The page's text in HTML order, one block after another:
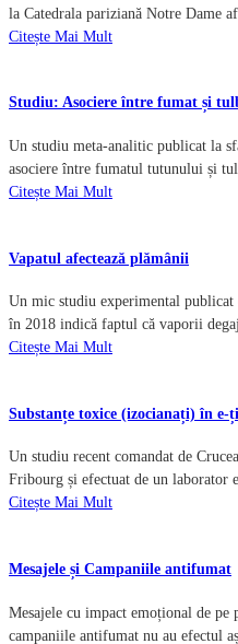
la Catedrala pariziană Notre Dame
Citește Mai Mult
Studiu: Asociere între fumat și
Un studiu meta-analitic publicat la
asociere între fumatul tutunului și
Citește Mai Mult
Vapatul afectează plămânii
Un mic studiu experimental
în 2018 indică faptul că vaporii
Citește Mai Mult
Substanțe toxice (izocianați) în e-
Un studiu recent comandat de
Fribourg și efectuat de un laborator
Citește Mai Mult
Mesajele și Campaniile antifumat
Mesajele cu impact emoțional de pe
campaniile antifumat nu au efectul